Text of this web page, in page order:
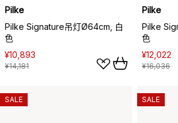
Pilke
Pilke Signature吊灯Ø64cm, 白
色
¥10,893
¥14,181
Pilke
Pilke
色
¥12,022
¥16,036
SALE SALE